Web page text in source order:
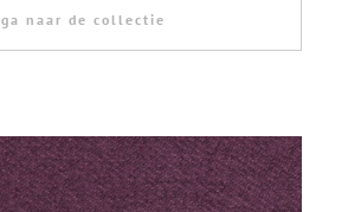
ga naar de collectie